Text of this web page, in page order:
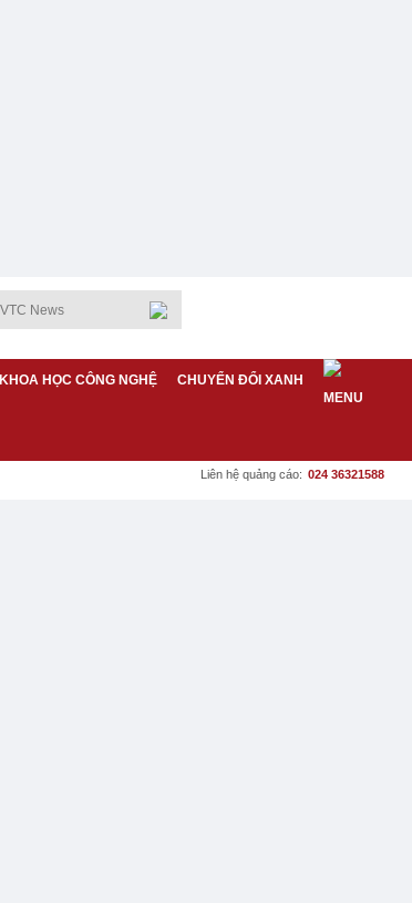
KHOA HỌC CÔNG NGHỆ CHUYỂN ĐỔI XANH
Liên hệ quảng cáo: 024 36321588